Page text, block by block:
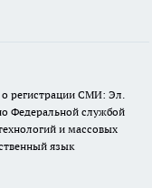
регистрации СМИ: Эл.
Федеральной службой
и массовых
язык